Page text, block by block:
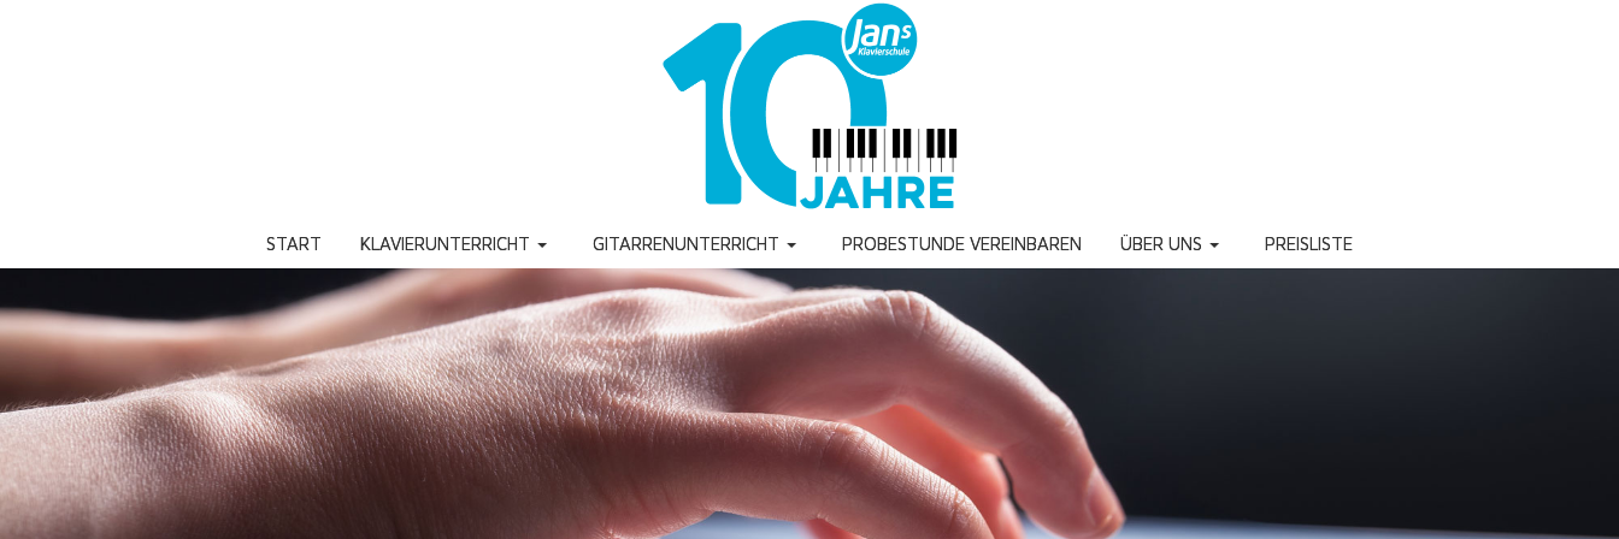
START KLAVIERUNTERRICHT GITARRENUNTERRICHT PROBESTUNDE VEREINBAREN ÜBER UNS PREISLISTE